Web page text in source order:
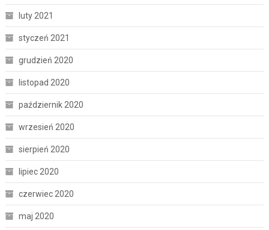
luty 2021
styczeń 2021
grudzień 2020
listopad 2020
październik 2020
wrzesień 2020
sierpień 2020
lipiec 2020
czerwiec 2020
maj 2020